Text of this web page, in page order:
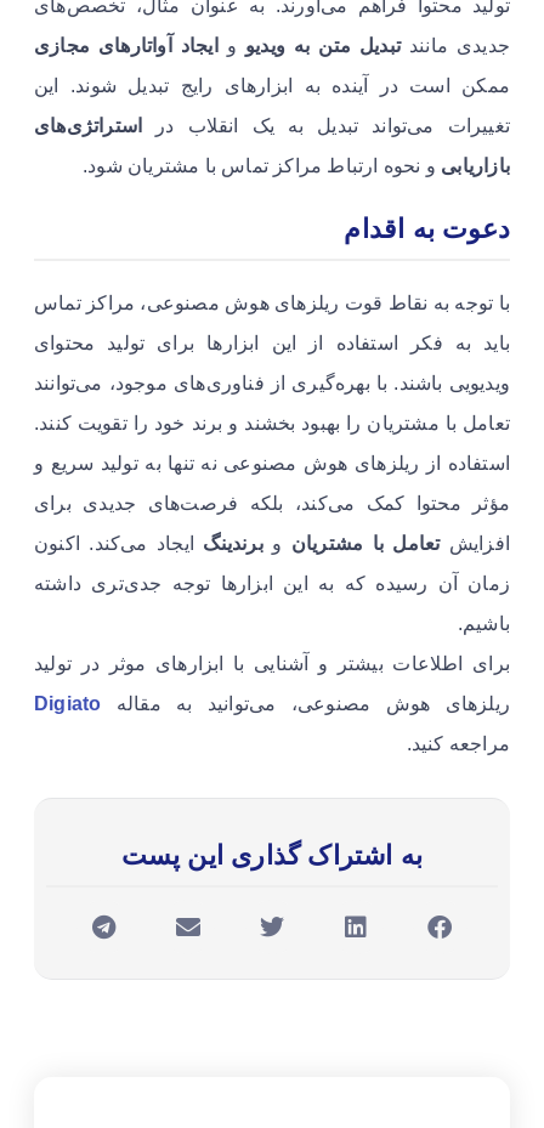
تولید محتوا فراهم می‌آورند. به عنوان مثال، تخصص‌های
جدیدی مانندتبدیل متن به ویدیو و
ایجاد آواتارهای مجازی
ممکن است در آینده به ابزارهای رایج تبدیل شوند. این
تغییرات می‌تواند تبدیل به یک انقلاب در
استراتژی‌های
بازاریابی و نحوه ارتباط مراکز تماس با مشتریان شود.
دعوت به اقدام
با توجه به نقاط قوت ریلزهای هوش مصنوعی، مراکز تماس
باید به فکر استفاده از این ابزارها برای تولید محتوای
ویدیویی ‌باشند. با بهره‌گیری از فناوری‌های موجود، می‌توانند
تعامل با مشتریان را بهبود بخشند و برند خود را تقویت کنند.
استفاده از ریلزهای هوش مصنوعی نه تنها به تولید سریع و
مؤثر محتوا کمک می‌کند، بلکه فرصت‌های جدیدی برای
افزایشتعامل با مشتریان وبرندینگ ایجاد می‌کند. اکنون
زمان آن رسیده که به این ابزارها توجه جدی‌تری داشته
باشیم.
برای اطلاعات بیشتر و آشنایی با ابزارهای موثر در تولید
ریلزهای هوش مصنوعی، می‌توانید به مقاله Digiato
مراجعه کنید.
به اشتراک گذاری این پست